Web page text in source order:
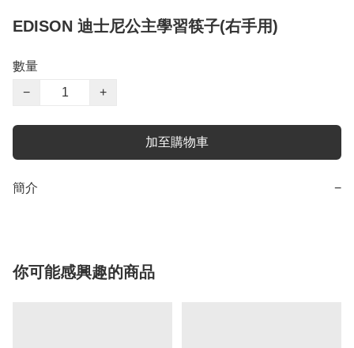
EDISON 迪士尼公主學習筷子(右手用)
數量
−
+
加至購物車
簡介 −
你可能感興趣的商品